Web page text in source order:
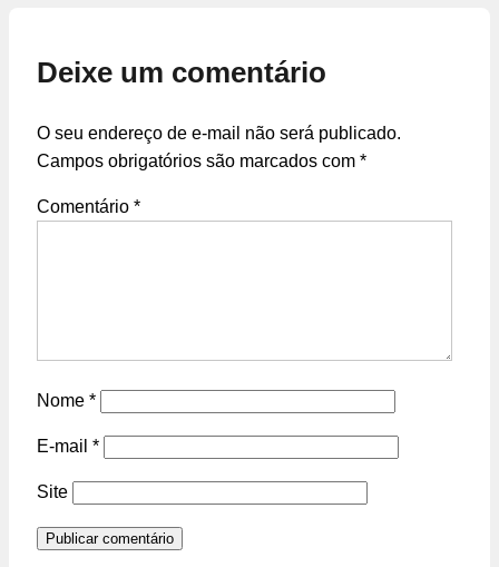
Deixe um comentário
O seu endereço de e-mail não será publicado.
Campos obrigatórios são marcados com *
Comentário *
Nome *
E-mail *
Site